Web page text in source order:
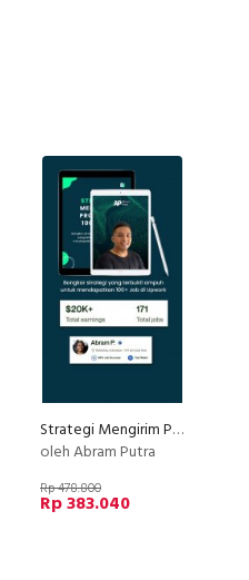
Strategi Mengirim Proposal 100+ Job
oleh Abram Putra
Rp 478.800
Rp 383.040